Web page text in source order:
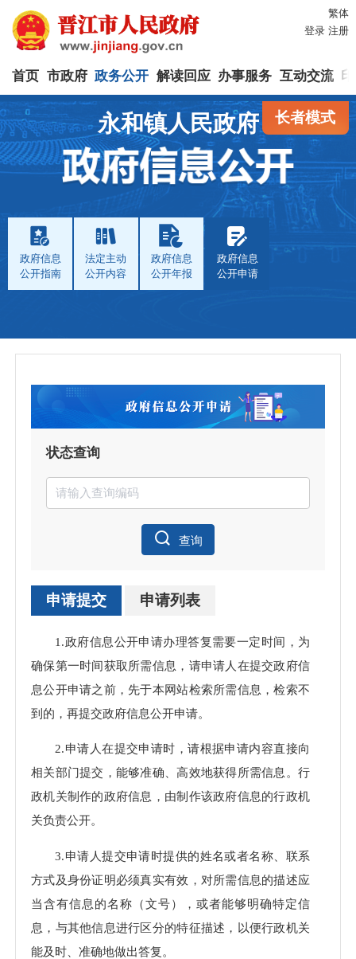
繁体
登录 注册
首页 市政府 政务公开 解读回应 办事服务 互动交流
长者模式
永和镇人民政府
政府信息
公开指南
法定主动
公开内容
政府信息
公开年报
政府信息
公开申请
状态查询
查询
申请提交 申请列表
1.政府信息公开申请办理答复需要一定时间，为
确保第一时间获取所需信息，请申请人在提交政府信
息公开申请之前，先于本网站检索所需信息，检索不
到的，再提交政府信息公开申请。
2.申请人在提交申请时，请根据申请内容直接向
相关部门提交，能够准确、高效地获得所需信息。行
政机关制作的政府信息，由制作该政府信息的行政机
关负责公开。
3.申请人提交申请时提供的姓名或者名称、联系
方式及身份证明必须真实有效，对所需信息的描述应
当含有信息的名称（文号），或者能够明确特定信
息，与其他信息进行区分的特征描述，以便行政机关
能及时、准确地做出答复。